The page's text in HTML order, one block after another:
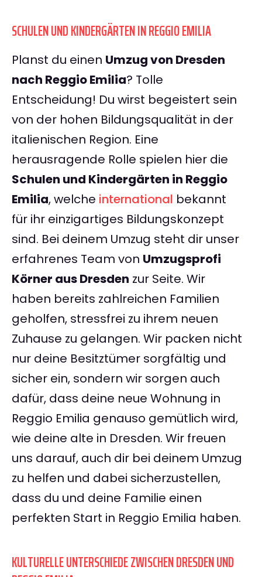
SCHULEN UND KINDERGÄRTEN IN REGGIO EMILIA
Planst du einen Umzug von Dresden
nach Reggio Emilia? Tolle
Entscheidung! Du wirst begeistert sein
von der hohen Bildungsqualität in der
italienischen Region. Eine
herausragende Rolle spielen hier die
Schulen und Kindergärten in Reggio
Emilia, welche international bekannt
für ihr einzigartiges Bildungskonzept
sind. Bei deinem Umzug steht dir unser
erfahrenes Team von Umzugsprofi
Körner aus Dresden zur Seite. Wir
haben bereits zahlreichen Familien
geholfen, stressfrei zu ihrem neuen
Zuhause zu gelangen. Wir packen nicht
nur deine Besitztümer sorgfältig und
sicher ein, sondern wir sorgen auch
dafür, dass deine neue Wohnung in
Reggio Emilia genauso gemütlich wird,
wie deine alte in Dresden. Wir freuen
uns darauf, auch dir bei deinem Umzug
zu helfen und dabei sicherzustellen,
dass du und deine Familie einen
perfekten Start in Reggio Emilia haben.
KULTURELLE UNTERSCHIEDE ZWISCHEN DRESDEN UND